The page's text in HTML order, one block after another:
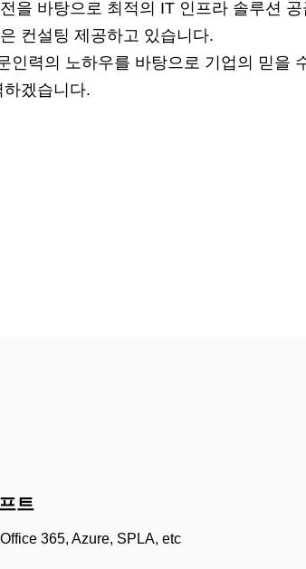
을 바탕으로 최적의 IT 인프라 솔루션 공
컨설팅 제공하고 있습니다.
인력의 노하우를 바탕으로 기업의 믿을
겠습니다.
트
365, Azure, SPLA, etc